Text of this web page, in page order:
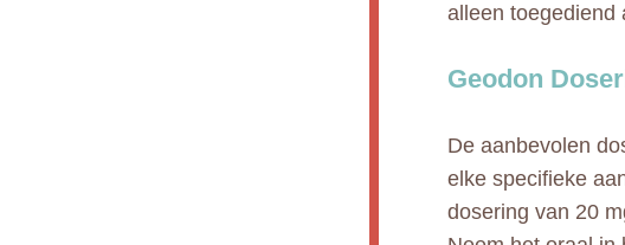
alleen toegediend
Geodon
De aanbevolen
elke specifieke
dosering van 20